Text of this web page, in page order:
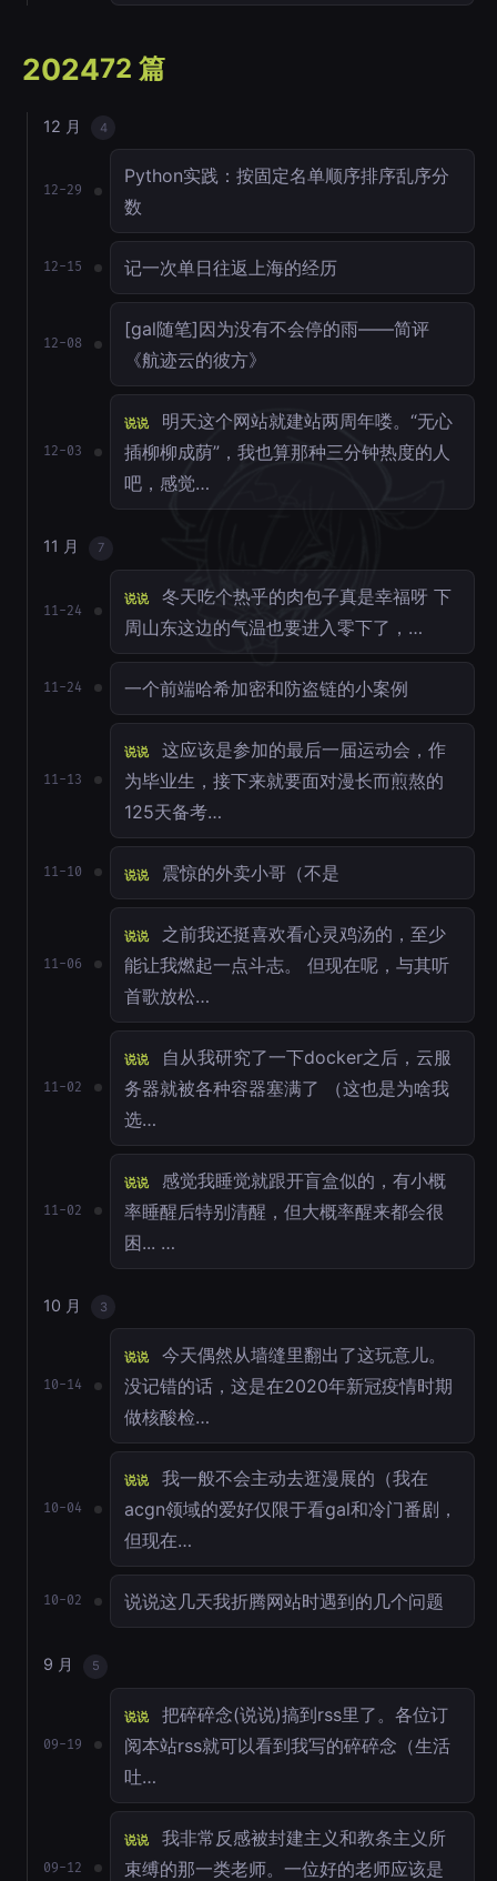
202472 篇
12 月 4
12-29
Python实践：按固定名单顺序排序乱序分
数
12-15 记一次单日往返上海的经历
12-08
[gal随笔]因为没有不会停的雨——简评
《航迹云的彼方》
12-03
说说
明天这个网站就建站两周年喽。“无心
插柳柳成荫”，我也算那种三分钟热度的人
吧，感觉…
11 月 7
11-24
说说
冬天吃个热乎的肉包子真是幸福呀 下
周山东这边的气温也要进入零下了，…
11-24 一个前端哈希加密和防盗链的小案例
11-13
说说
这应该是参加的最后一届运动会，作
为毕业生，接下来就要面对漫长而煎熬的
125天备考…
11-10 说说 震惊的外卖小哥（不是
11-06
说说
之前我还挺喜欢看心灵鸡汤的，至少
能让我燃起一点斗志。 但现在呢，与其听
首歌放松…
11-02
说说
自从我研究了一下docker之后，云服
务器就被各种容器塞满了 （这也是为啥我
选…
11-02
说说
感觉我睡觉就跟开盲盒似的，有小概
率睡醒后特别清醒，但大概率醒来都会很
困... …
10 月 3
10-14
说说
今天偶然从墙缝里翻出了这玩意儿。
没记错的话，这是在2020年新冠疫情时期
做核酸检…
10-04
说说
我一般不会主动去逛漫展的（我在
acgn领域的爱好仅限于看gal和冷门番剧，
但现在…
10-02 说说这几天我折腾网站时遇到的几个问题
9 月 5
09-19
说说
把碎碎念(说说)搞到rss里了。各位订
阅本站rss就可以看到我写的碎碎念（生活
吐…
09-12
说说
我非常反感被封建主义和教条主义所
束缚的那一类老师。一位好的老师应该是